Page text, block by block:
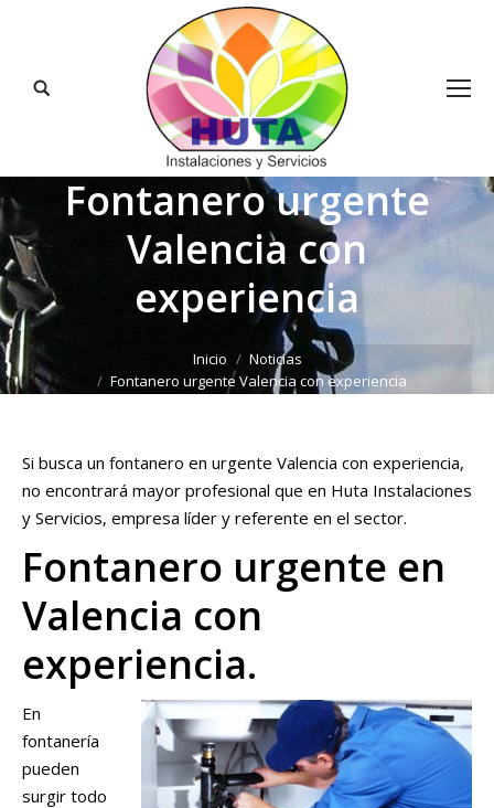
Buscar:
Fontanero urgente
Valencia con
experiencia
Estás aquí:
Inicio
Noticias
Fontanero urgente Valencia con experiencia
Si busca un fontanero en urgente Valencia con experiencia,
no encontrará mayor profesional que en Huta Instalaciones
y Servicios, empresa líder y referente en el sector.
Fontanero urgente en
Valencia con
experiencia.
En
fontanería
pueden
surgir todo